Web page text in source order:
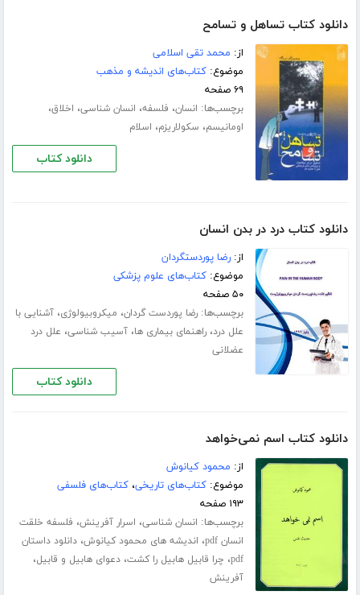
دانلود کتاب تساهل و تسامح
از: محمد تقی اسلامی
موضوع:کتاب‌های اندیشه و مذهب
۶۹ صفحه
برچسب‌ها: انسان، فلسفه، انسان شناسی، اخلاق،
اومانیسم، سکولاریزم، اسلام
دانلود کتاب
دانلود کتاب درد در بدن انسان
از:رضا پوردستگردان
موضوع:کتاب‌های علوم پزشکی
۵۰ صفحه
برچسب‌ها:رضا پوردست گردان، میکروبیولوژی،آشنایی با
علل درد،راهنمای بیماری ها،آسیب شناسی، علل درد
عضلانی
دانلود کتاب
دانلود کتاب اسم نمی‌خواهد
از: محمود کیانوش
موضوع:کتاب‌های تاریخی،کتاب‌های فلسفی
۱۹۳ صفحه
برچسب‌ها: انسان شناسی، اسرار آفرینش، فلسفه خلقت
انسان pdf
، اندیشه های محمود کیانوش،دانلود داستان
pdf، چرا قابیل هابیل را کشت،دعوای هابیل و قابیل،
آفرینش